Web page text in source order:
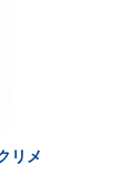
リメ